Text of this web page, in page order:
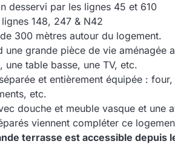
desservi par les lignes 45 et 610
148, 247 & N42
300 mètres autour du logement.
grande pièce de vie aménagée
table basse, une TV, etc.
et entièrement équipée :
etc.
douche et meuble vasque et une
viennent compléter ce
terrasse est accessible depuis